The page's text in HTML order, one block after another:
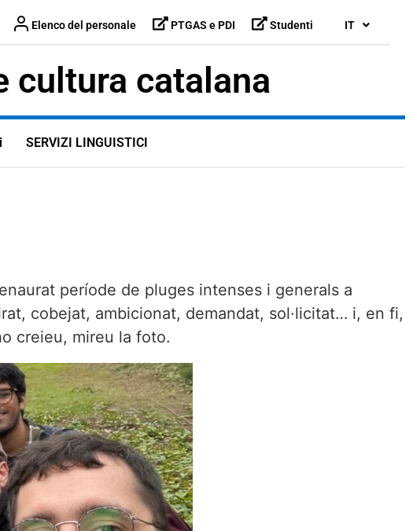
Elenco del personale PTGAS e PDI Studenti IT
cultura catalana
SERVIZI LINGUISTICI
període de pluges intenses i generals a
cobejat, ambicionat, demandat, sol·licitat… i, en fi,
creieu, mireu la foto.